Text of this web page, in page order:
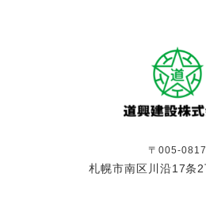
〒005-0817
札幌市南区川沿17条